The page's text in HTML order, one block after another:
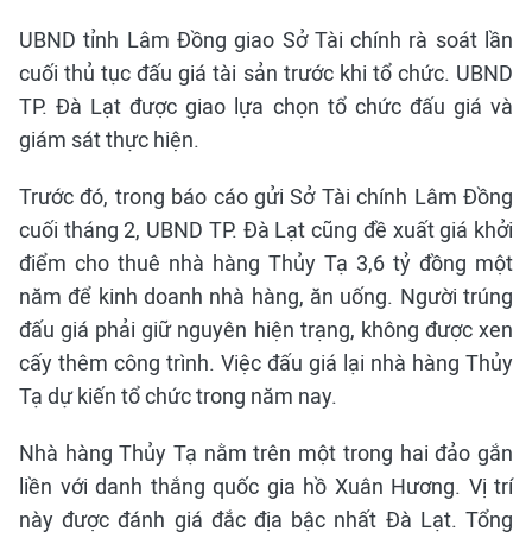
UBND tỉnh Lâm Đồng giao Sở Tài chính rà soát lần
cuối thủ tục đấu giá tài sản trước khi tổ chức. UBND
TP. Đà Lạt được giao lựa chọn tổ chức đấu giá và
giám sát thực hiện.
Trước đó, trong báo cáo gửi Sở Tài chính Lâm Đồng
cuối tháng 2, UBND TP. Đà Lạt cũng đề xuất giá khởi
điểm cho thuê nhà hàng Thủy Tạ 3,6 tỷ đồng một
năm để kinh doanh nhà hàng, ăn uống. Người trúng
đấu giá phải giữ nguyên hiện trạng, không được xen
cấy thêm công trình. Việc đấu giá lại nhà hàng Thủy
Tạ dự kiến tổ chức trong năm nay.
Nhà hàng Thủy Tạ nằm trên một trong hai đảo gắn
liền với danh thắng quốc gia hồ Xuân Hương. Vị trí
này được đánh giá đắc địa bậc nhất Đà Lạt. Tổng